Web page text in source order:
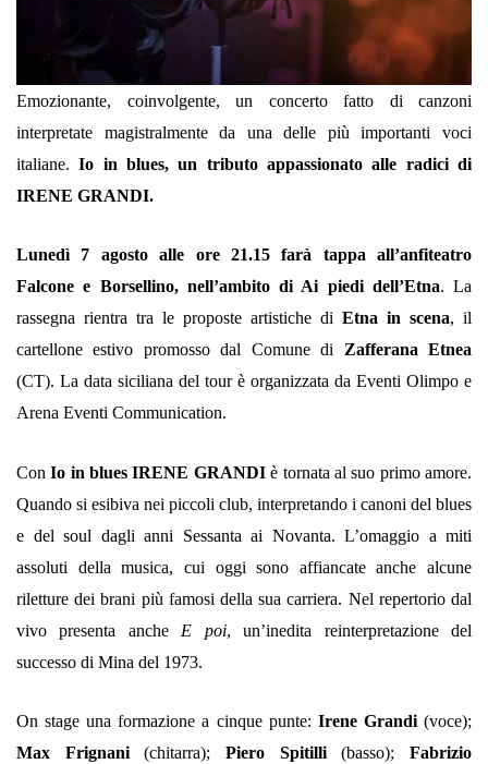
Emozionante, coinvolgente, un concerto fatto di canzoni
interpretate magistralmente da una delle più importanti voci
italiane.Io in blues, un tributo appassionato alle radici di
IRENE GRANDI.
Lunedì 7 agosto alle ore 21.15 farà tappa all’anfiteatro
Falcone e Borsellino, nell’ambito di Ai piedi dell’Etna. La
rassegna rientra tra le proposte artistiche di Etna in scena, il
cartellone estivo promosso dal Comune di Zafferana Etnea
(CT). La data siciliana del tour è organizzata da Eventi Olimpo e
Arena Eventi Communication.
ConIo in blues IRENE GRANDIè tornata al suo primo amore.
Quando si esibiva nei piccoli club, interpretando i canoni del blues
e del soul dagli anni Sessanta ai Novanta. L’omaggio a miti
assoluti della musica, cui oggi sono affiancate anche alcune
riletture dei brani più famosi della sua carriera. Nel repertorio dal
vivo presenta anche E poi, un’inedita reinterpretazione del
successo di Mina del 1973.
On stage una formazione a cinque punte: Irene Grandi(voce);
Max Frignani(chitarra);Piero Spitilli(basso);Fabrizio